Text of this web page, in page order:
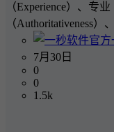
（Experience）、专
（Authoritativeness
7月30日
0
0
1.5k